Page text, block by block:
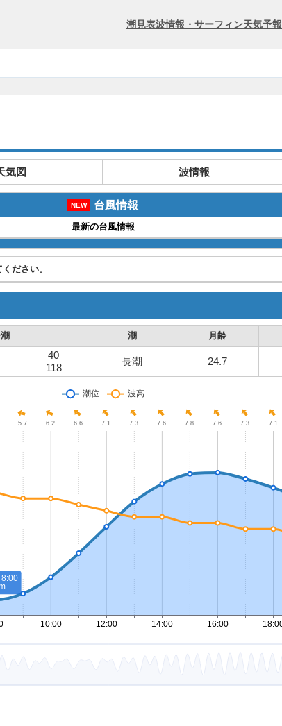
潮見表波情報・サーフィン天気予報
気図 波情報
NEW 台風情報
最新の台風情報
ださい。
潮 月齢
40
118
長潮 24.7